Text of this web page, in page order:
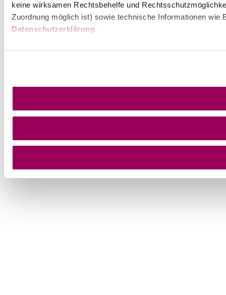
keine wirksamen Rechtsbehelfe und
Zuordnung möglich ist) sowie technische Informationen
Datenschutzerklärung.